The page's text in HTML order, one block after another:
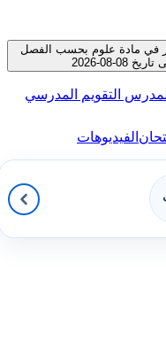
في مادة علوم بحسب الفصل
08-2026
التقويم المدرسي
الفيديوهات